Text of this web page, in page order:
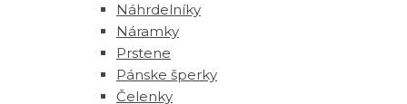
Náhrdelníky
Náramky
Prstene
Pánske šperky
Čelenky